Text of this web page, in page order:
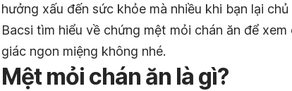
hưởng xấu đến sức khỏe mà nhiều khi bạn lại
Bacsi tìm hiểu về chứng mệt mỏi chán ăn để
giác ngon miệng không nhé.
Mệt mỏi chán ăn là gì?